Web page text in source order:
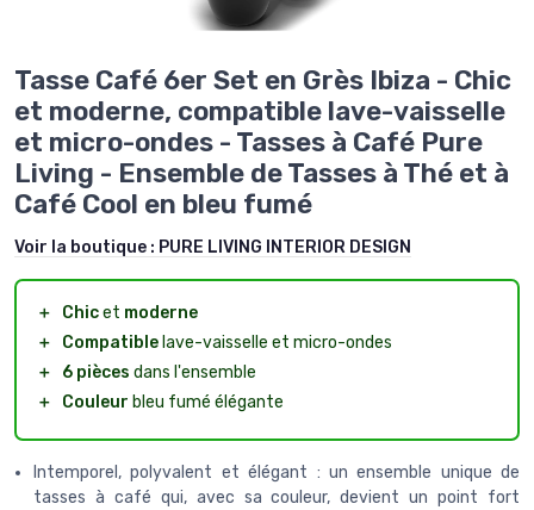
Tasse Café 6er Set en Grès Ibiza - Chic
et moderne, compatible lave-vaisselle
et micro-ondes - Tasses à Café Pure
Living - Ensemble de Tasses à Thé et à
Café Cool en bleu fumé
Voir la boutique : PURE LIVING INTERIOR DESIGN
＋ Chicet moderne
＋
Compatible lave-vaisselle et micro-ondes
＋
6 pièces dans l'ensemble
＋
Couleur bleu fumé élégante
Intemporel, polyvalent et élégant : un ensemble unique de
tasses à café qui, avec sa couleur, devient un point fort